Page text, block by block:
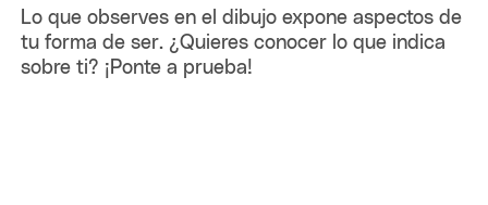
Lo que observes en el dibujo expone aspectos de
tu forma de ser. ¿Quieres conocer lo que indica
sobre ti? ¡Ponte a prueba!